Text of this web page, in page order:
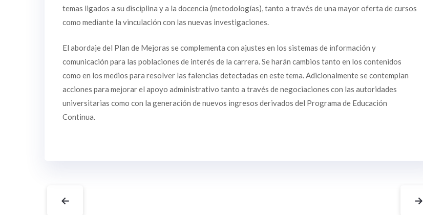
temas ligados a su disciplina y a la docencia (metodologías), tanto a través de una mayor oferta de cursos
como mediante la vinculación con las nuevas investigaciones.
El abordaje del Plan de Mejoras se complementa con ajustes en los sistemas de información y
comunicación para las poblaciones de interés de la carrera. Se harán cambios tanto en los contenidos
como en los medios para resolver las falencias detectadas en este tema. Adicionalmente se contemplan
acciones para mejorar el apoyo administrativo tanto a través de negociaciones con las autoridades
universitarias como con la generación de nuevos ingresos derivados del Programa de Educación
Continua.
← →